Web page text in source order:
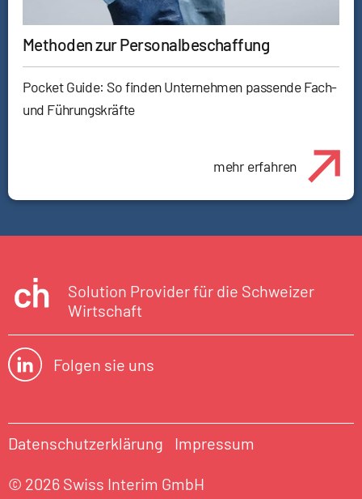
Methoden zur Personalbeschaffung
Pocket Guide: So finden Unternehmen passende Fach-
und Führungskräfte
mehr erfahren
Solution Provider für die Schweizer
Wirtschaft
Folgen sie uns
Datenschutzerklärung Impressum
© 2026 Swiss Interim GmbH